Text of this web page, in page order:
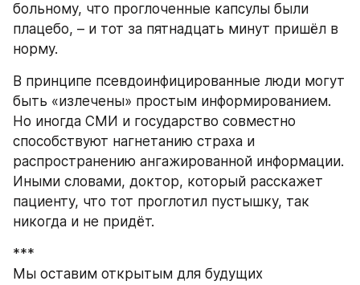
больному, что проглоченные капсулы были
плацебо, – и тот за пятнадцать минут пришёл в
норму.
В принципе псевдоинфицированные люди могут
быть «излечены» простым информированием.
Но иногда СМИ и государство совместно
способствуют нагнетанию страха и
распространению ангажированной информации.
Иными словами, доктор, который расскажет
пациенту, что тот проглотил пустышку, так
никогда и не придёт.
***
Мы оставим открытым для будущих